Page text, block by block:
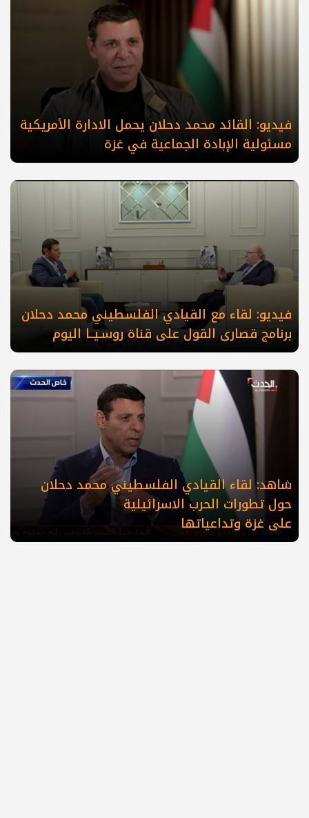
فيديو: القائد محمد دحلان يحمل الادارة الأمريكية
مسئولية الإبادة الجماعية في غزة
فيديو: لقاء مع القيادي الفلسطيني محمد دحلان
برنامج قصارى القول على قناة روسـيــا اليوم
شاهد: لقاء القيادي الفلسطيني محمد دحلان
حول تطورات الحرب الاسرائيلية
على غزة وتداعياتها